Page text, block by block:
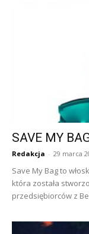
SAVE MY
Redakcja - 29 marca
Save My Bag to
która została
przedsiębiorców z